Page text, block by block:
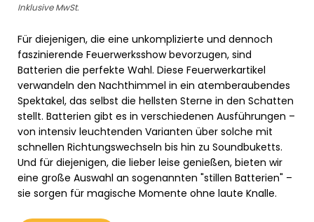
Inklusive MwSt.
Für diejenigen, die eine unkomplizierte und dennoch
faszinierende Feuerwerksshow bevorzugen, sind
Batterien die perfekte Wahl. Diese Feuerwerkartikel
verwandeln den Nachthimmel in ein atemberaubendes
Spektakel, das selbst die hellsten Sterne in den Schatten
stellt. Batterien gibt es in verschiedenen Ausführungen –
von intensiv leuchtenden Varianten über solche mit
schnellen Richtungswechseln bis hin zu Soundbuketts.
Und für diejenigen, die lieber leise genießen, bieten wir
eine große Auswahl an sogenannten "stillen Batterien" –
sie sorgen für magische Momente ohne laute Knalle.